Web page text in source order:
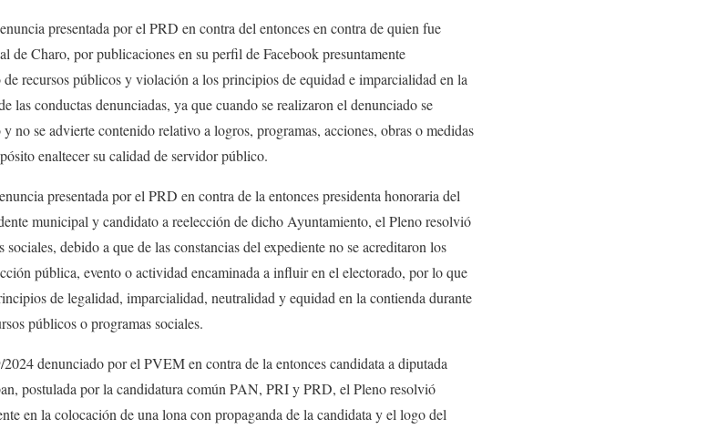
presentada por el PRD en contra del entonces en contra de quien fue
de Charo, por publicaciones en su perfil de Facebook presuntamente
recursos públicos y violación a los principios de equidad e imparcialidad en la
las conductas denunciadas, ya que cuando se realizaron el denunciado se
no se advierte contenido relativo a logros, programas, acciones, obras o medidas
enaltecer su calidad de servidor público.
presentada por el PRD en contra de la entonces presidenta honoraria del
municipal y candidato a reelección de dicho Ayuntamiento, el Pleno resolvió
debido a que de las constancias del expediente no se acreditaron los
pública, evento o actividad encaminada a influir en el electorado, por lo que
de legalidad, imparcialidad, neutralidad y equidad en la contienda durante
públicos o programas sociales.
denunciado por el PVEM en contra de la entonces candidata a diputada
postulada por la candidatura común PAN, PRI y PRD, el Pleno resolvió
en la colocación de una lona con propaganda de la candidata y el logo del